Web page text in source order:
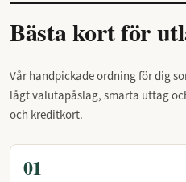
Bästa kort för
Vår handpickade ordning för dig
lågt valutapåslag, smarta uttag
och kreditkort.
01